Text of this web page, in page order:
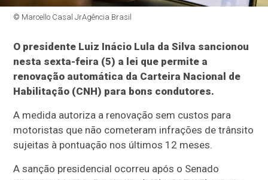
© Marcello Casal JrAgência Brasil
O presidente Luiz Inácio Lula da Silva sancionou
nesta sexta-feira (5) a lei que permite a
renovação automática da Carteira Nacional de
Habilitação (CNH) para bons condutores.
A medida autoriza a renovação sem custos para
motoristas que não cometeram infrações de trânsito
sujeitas à pontuação nos últimos 12 meses.
A sanção presidencial ocorreu após o Senado